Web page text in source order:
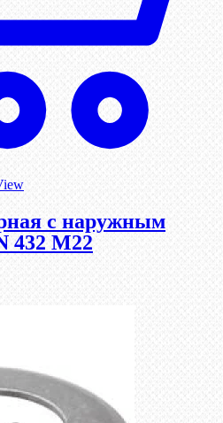
с наружным
432 М22